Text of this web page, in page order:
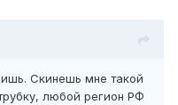
Скинешь мне такой
любой регион РФ